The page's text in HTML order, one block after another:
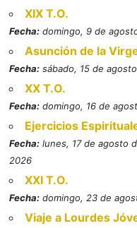
XIX T.O.
Fecha: domingo, 9 de
Asunción de la
Fecha: sábado, 15 de
XX T.O.
Fecha: domingo, 16 de
Ejercicios
Fecha: lunes, 17 de agosto
2026
XXI T.O.
Fecha: domingo, 23 de
Viaje a Lourdes